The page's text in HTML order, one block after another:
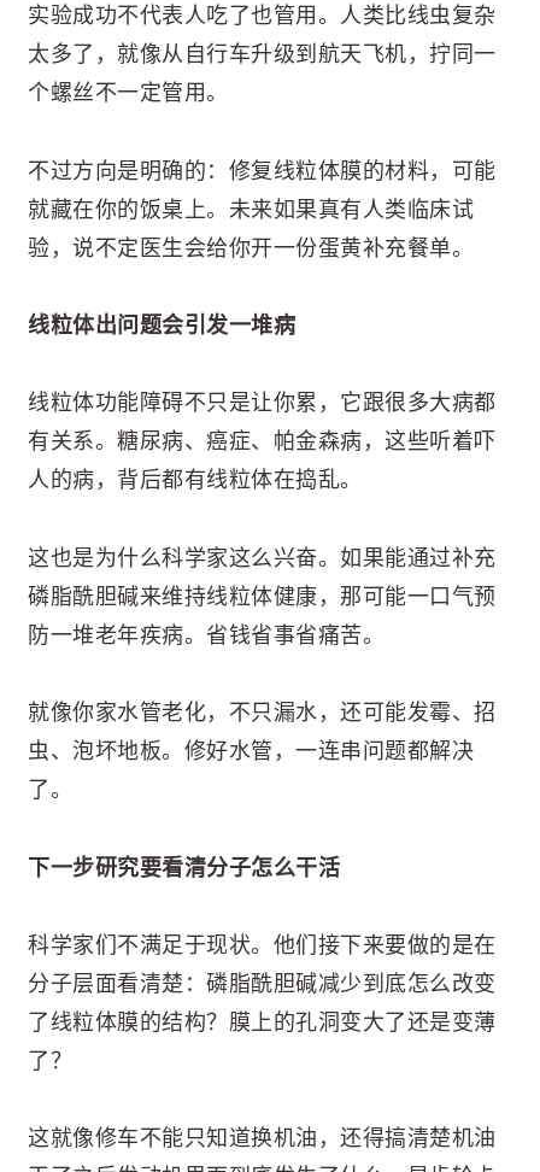
实验成功不代表人吃了也管用。人类比线虫复杂
太多了，就像从自行车升级到航天飞机，拧同一
个螺丝不一定管用。
不过方向是明确的：修复线粒体膜的材料，可能
就藏在你的饭桌上。未来如果真有人类临床试
验，说不定医生会给你开一份蛋黄补充餐单。
线粒体出问题会引发一堆病
线粒体功能障碍不只是让你累，它跟很多大病都
有关系。糖尿病、癌症、帕金森病，这些听着吓
人的病，背后都有线粒体在捣乱。
这也是为什么科学家这么兴奋。如果能通过补充
磷脂酰胆碱来维持线粒体健康，那可能一口气预
防一堆老年疾病。省钱省事省痛苦。
就像你家水管老化，不只漏水，还可能发霉、招
虫、泡坏地板。修好水管，一连串问题都解决
了。
下一步研究要看清分子怎么干活
科学家们不满足于现状。他们接下来要做的是在
分子层面看清楚：磷脂酰胆碱减少到底怎么改变
了线粒体膜的结构？膜上的孔洞变大了还是变薄
了？
这就像修车不能只知道换机油，还得搞清楚机油